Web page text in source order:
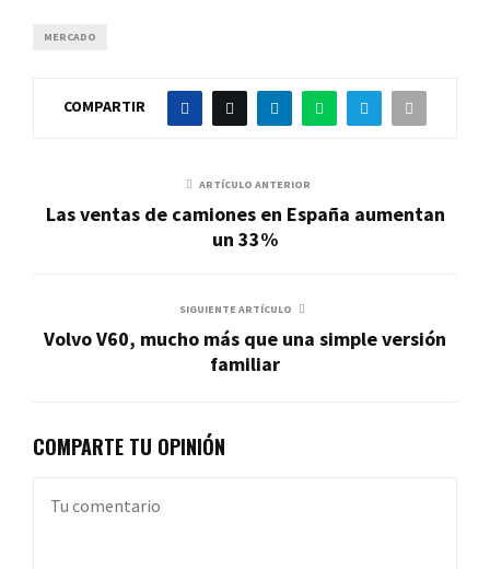
MERCADO
COMPARTIR
ARTÍCULO ANTERIOR
Las ventas de camiones en España aumentan
un 33%
SIGUIENTE ARTÍCULO
Volvo V60, mucho más que una simple versión
familiar
COMPARTE TU OPINIÓN